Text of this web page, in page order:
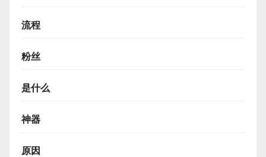
流程
粉丝
是什么
神器
原因